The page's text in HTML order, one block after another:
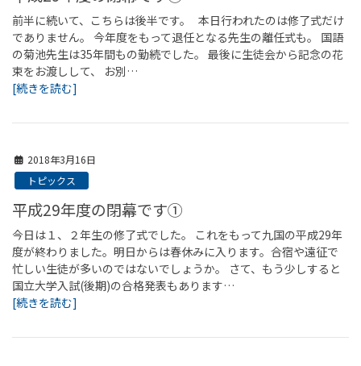
前半に続いて、こちらは後半です。 本日行われたのは修了式だけ
でありません。 今年度をもって退任となる先生の離任式も。 国語
の菊池先生は35年間もの勤続でした。 最後に生徒会から記念の花
束をお渡しして、 お別…
[続きを読む]
2018年3月16日
トピックス
平成29年度の閉幕です①
今日は１、２年生の修了式でした。 これをもって九国の平成29年
度が終わりました。明日からは春休みに入ります。合宿や遠征で
忙しい生徒が多いのではないでしょうか。 さて、もう少しすると
国立大学入試(後期)の合格発表もあります…
[続きを読む]